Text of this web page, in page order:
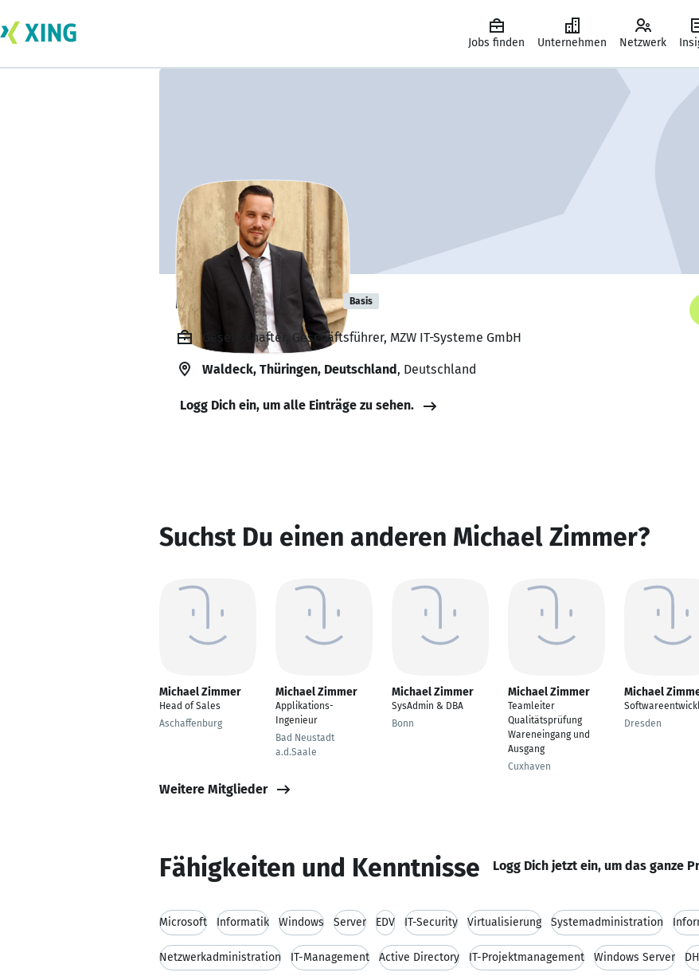
Jobs finden Unternehmen Netzwerk
Michael Zimmer Basis
Gesellschafter, Geschäftsführer, MZW IT-Systeme GmbH
Waldeck, Thüringen, Deutschland, Deutschland
Logg Dich ein, um alle Einträge zu sehen.
Suchst Du einen anderen Michael Zimmer?
Michael Zimmer
Head of Sales
Aschaffenburg
Michael Zimmer
Applikations-
Ingenieur
Bad Neustadt
a.d.Saale
Michael Zimmer
SysAdmin & DBA
Bonn
Michael Zimmer
Teamleiter
Qualitätsprüfung
Wareneingang und
Ausgang
Cuxhaven
Michael
Dresden
Weitere Mitglieder
Fähigkeiten und Kenntnisse Logg Dich jetzt ein, um das ganze
Microsoft Informatik Windows Server EDV IT-Security Virtualisierung Systemadministration
Netzwerkadministration IT-Management Active Directory IT-Projektmanagement Windows Server